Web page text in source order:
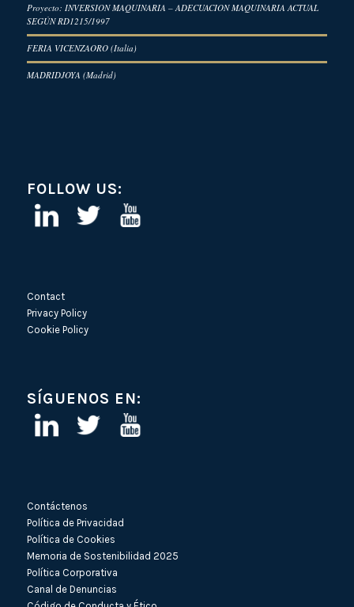
Proyecto: INVERSION MAQUINARIA – ADECUACION MAQUINARIA ACTUAL
SEGÚN RD1215/1997
FERIA VICENZAORO (Italia)
MADRIDJOYA (Madrid)
FOLLOW US:
Contact
Privacy Policy
Cookie Policy
SÍGUENOS EN:
Contáctenos
Política de Privacidad
Política de Cookies
Memoria de Sostenibilidad 2025
Política Corporativa
Canal de Denuncias